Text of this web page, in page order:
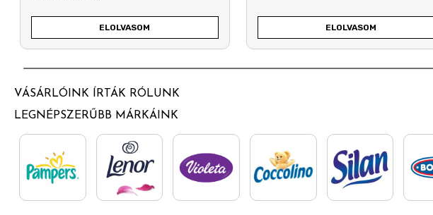
ELOLVASOM ELOLVASOM
VÁSÁRLÓINK ÍRTÁK RÓLUNK
LEGNÉPSZERŰBB MÁRKÁINK